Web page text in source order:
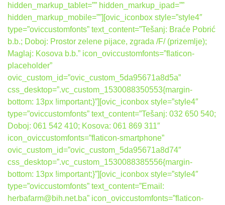
hidden_markup_tablet=”” hidden_markup_ipad=””
hidden_markup_mobile=””][ovic_iconbox style=”style4″
type=”oviccustomfonts” text_content=”Tešanj: Braće Pobrić
b.b.; Doboj: Prostor zelene pijace, zgrada /F/ (prizemlje);
Maglaj: Kosova b.b.” icon_oviccustomfonts=”flaticon-
placeholder”
ovic_custom_id=”ovic_custom_5da95671a8d5a”
css_desktop=”.vc_custom_1530088350553{margin-
bottom: 13px !important;}”][ovic_iconbox style=”style4″
type=”oviccustomfonts” text_content=”Tešanj: 032 650 540;
Doboj: 061 542 410; Kosova: 061 869 311″
icon_oviccustomfonts=”flaticon-smartphone”
ovic_custom_id=”ovic_custom_5da95671a8d74″
css_desktop=”.vc_custom_1530088385556{margin-
bottom: 13px !important;}”][ovic_iconbox style=”style4″
type=”oviccustomfonts” text_content=”Email:
herbafarm@bih.net.ba” icon_oviccustomfonts=”flaticon-